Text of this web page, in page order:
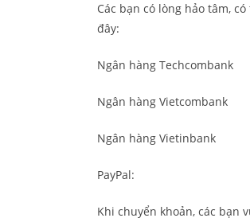
Các bạn có lòng hảo tâm,
đây:
Ngân hàng Techcombank
Ngân hàng Vietcombank
Ngân hàng Vietinbank
PayPal:
Khi chuyển khoản, các bạn